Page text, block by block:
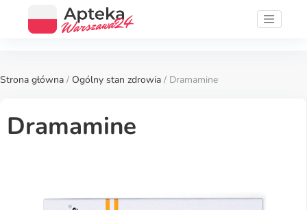
Strona główna / Ogólny stan zdrowia / Dramamine
Dramamine